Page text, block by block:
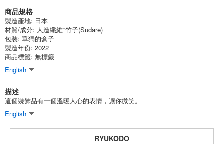
商品規格
製造產地: 日本
材質/成分: 人造纖維*竹子(Sudare)
包裝: 單獨的盒子
製造年份: 2022
商品標籤: 無標籤
English
描述
這個裝飾品有一個溫暖人心的表情，讓你微笑。
English
RYUKODO